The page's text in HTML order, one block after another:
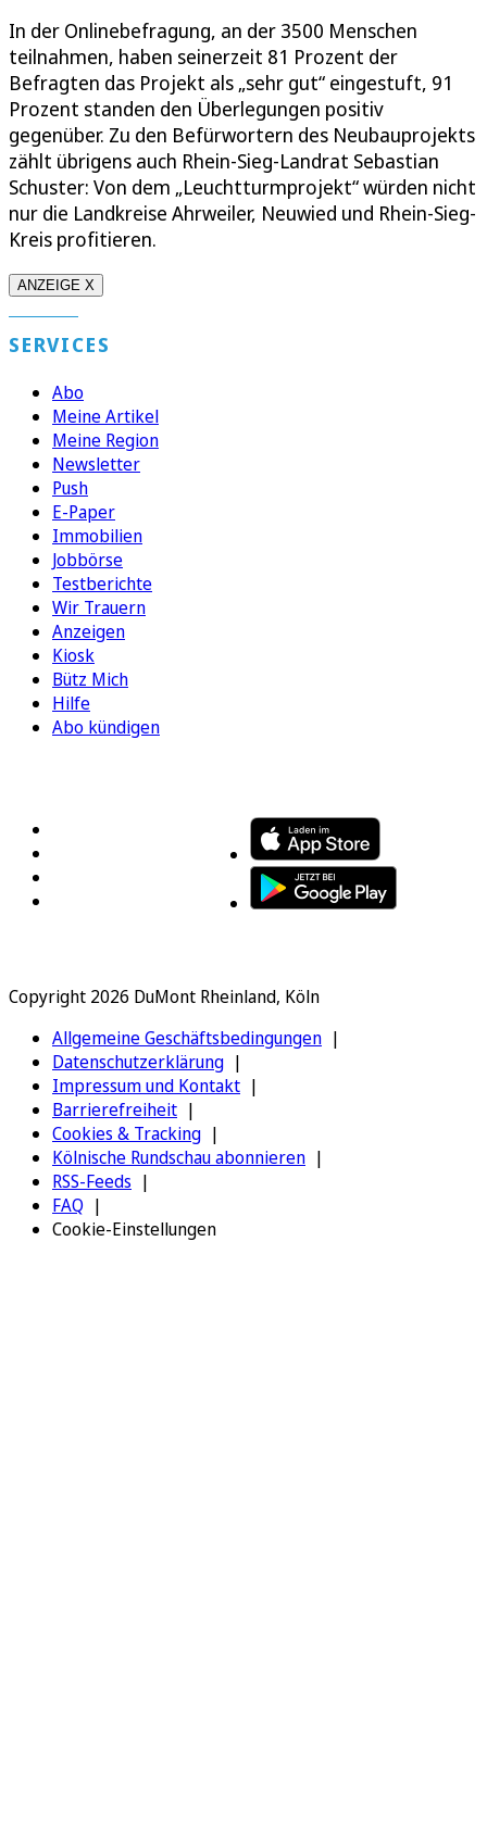
In der Onlinebefragung, an der 3500 Menschen
teilnahmen, haben seinerzeit 81 Prozent der
Befragten das Projekt als „sehr gut“ eingestuft, 91
Prozent standen den Überlegungen positiv
gegenüber. Zu den Befürwortern des Neubauprojekts
zählt übrigens auch Rhein-Sieg-Landrat Sebastian
Schuster: Von dem „Leuchtturmprojekt“ würden nicht
nur die Landkreise Ahrweiler, Neuwied und Rhein-Sieg-
Kreis profitieren.
ANZEIGE X
SERVICES
Abo
Meine Artikel
Meine Region
Newsletter
Push
E-Paper
Immobilien
Jobbörse
Testberichte
Wir Trauern
Anzeigen
Kiosk
Bütz Mich
Hilfe
Abo kündigen
Copyright 2026 DuMont Rheinland, Köln
Allgemeine Geschäftsbedingungen
Datenschutzerklärung
Impressum und Kontakt
Barrierefreiheit
Cookies & Tracking
Kölnische Rundschau abonnieren
RSS-Feeds
FAQ
Cookie-Einstellungen